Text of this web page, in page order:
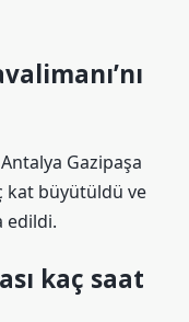
Antalya Gazipaşa
kat büyütüldü ve
edildi.
kaç saat